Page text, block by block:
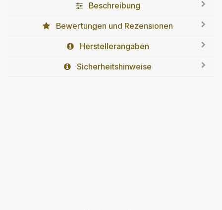
Beschreibung
Bewertungen und Rezensionen
Herstellerangaben
Sicherheitshinweise